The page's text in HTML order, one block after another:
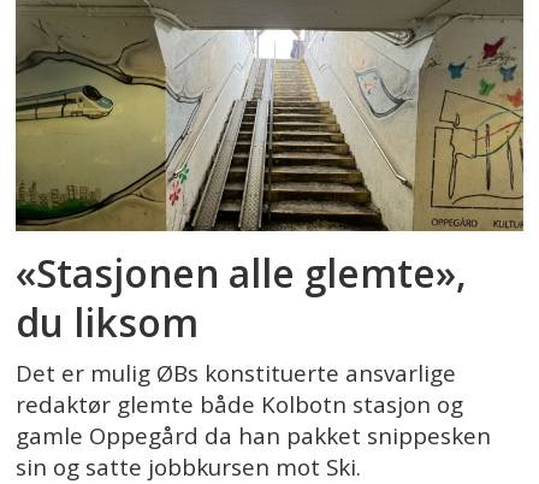
«Stasjonen alle glemte»,
du liksom
Det er mulig ØBs konstituerte ansvarlige
redaktør glemte både Kolbotn stasjon og
gamle Oppegård da han pakket snippesken
sin og satte jobbkursen mot Ski.